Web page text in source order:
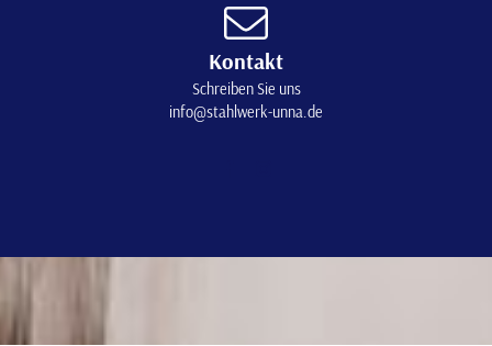
Kontakt
Schreiben Sie uns
info@stahlwerk-unna.de